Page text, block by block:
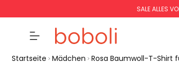
SALE ALLES
Startseite Mädchen Rosa Baumwoll-T-Shirt